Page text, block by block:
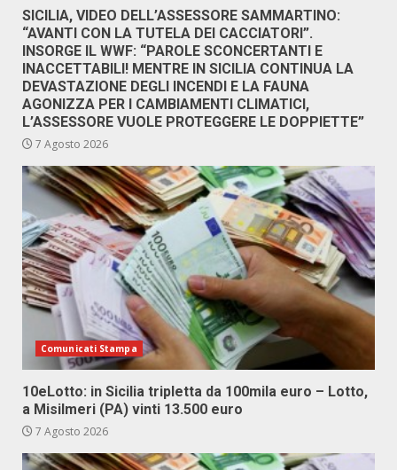
SICILIA, VIDEO DELL’ASSESSORE SAMMARTINO:
“AVANTI CON LA TUTELA DEI CACCIATORI”.
INSORGE IL WWF: “PAROLE SCONCERTANTI E
INACCETTABILI! MENTRE IN SICILIA CONTINUA LA
DEVASTAZIONE DEGLI INCENDI E LA FAUNA
AGONIZZA PER I CAMBIAMENTI CLIMATICI,
L’ASSESSORE VUOLE PROTEGGERE LE DOPPIETTE”
7 Agosto 2026
Comunicati Stampa
10eLotto: in Sicilia tripletta da 100mila euro – Lotto,
a Misilmeri (PA) vinti 13.500 euro
7 Agosto 2026